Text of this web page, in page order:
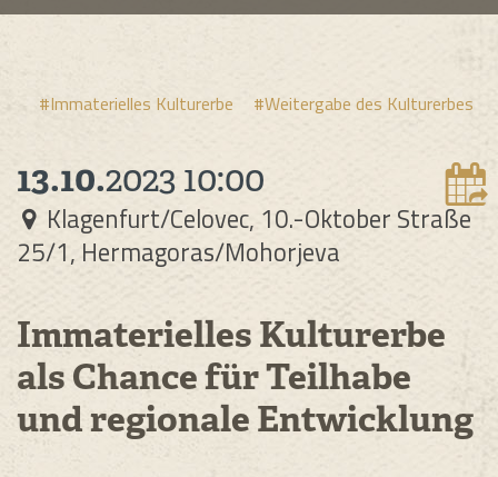
#Immaterielles Kulturerbe #Weitergabe des Kulturerbes
13.10.202310:00
Klagenfurt/Celovec, 10.-Oktober Straße
25/1, Hermagoras/Mohorjeva
Immaterielles Kulturerbe
als Chance für Teilhabe
und regionale Entwicklung